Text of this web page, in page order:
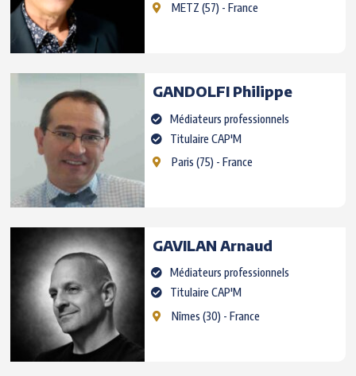
METZ (57) - France
GANDOLFI Philippe
Médiateurs professionnels
Titulaire CAP'M
Paris (75) - France
GAVILAN Arnaud
Médiateurs professionnels
Titulaire CAP'M
Nîmes (30) - France